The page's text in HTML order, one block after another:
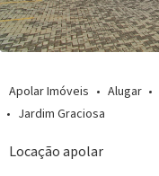
Apolar Imóveis Alugar
Jardim Graciosa
Locação apolar